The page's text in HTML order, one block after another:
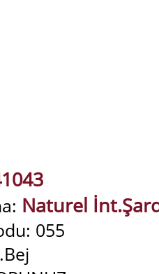
Naturel
055